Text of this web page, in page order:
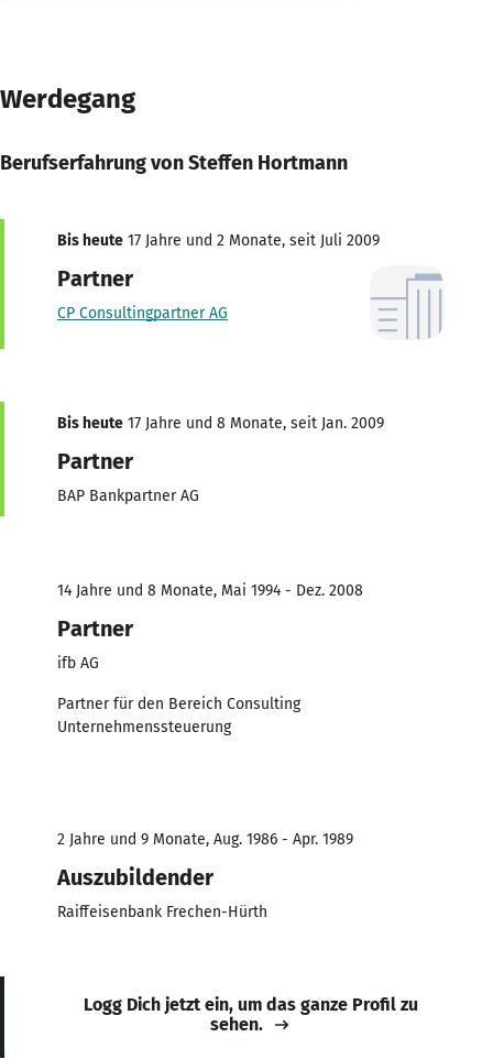
Werdegang
Berufserfahrung von Steffen Hortmann
Bis heute 17 Jahre und 2 Monate, seit Juli 2009
Partner
CP Consultingpartner AG
Bis heute 17 Jahre und 8 Monate, seit Jan. 2009
Partner
BAP Bankpartner AG
14 Jahre und 8 Monate, Mai 1994 - Dez. 2008
Partner
ifb AG
Partner für den Bereich Consulting
Unternehmenssteuerung
2 Jahre und 9 Monate, Aug. 1986 - Apr. 1989
Auszubildender
Raiffeisenbank Frechen-Hürth
Logg Dich jetzt ein, um das ganze Profil zu
sehen.